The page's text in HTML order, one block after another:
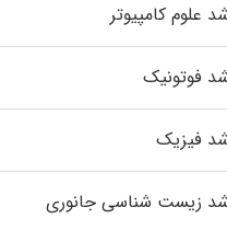
علوم کامپیوتر
فوتونیک
فیزیک
زیست‌ شناسی جانوری